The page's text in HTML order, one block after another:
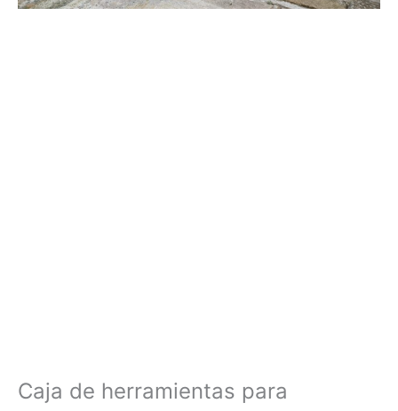
Caja de herramientas para